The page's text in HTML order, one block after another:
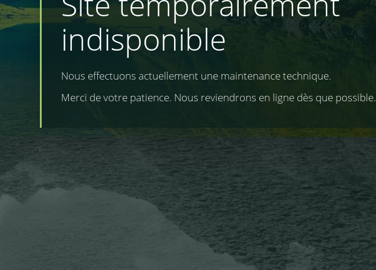
indisponible
Nous effectuons actuellement une maintenance technique.
Merci de votre patience. Nous reviendrons en ligne dès que possible.